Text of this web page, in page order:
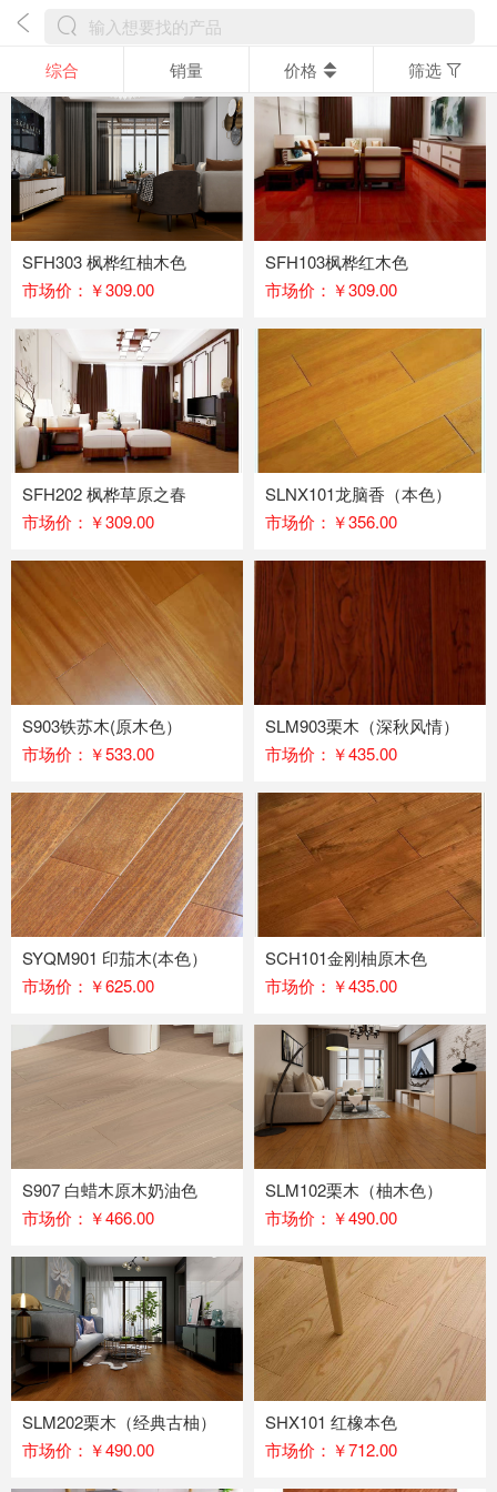
综合 销量 价格 筛选
SFH303 枫桦红柚木色
市场价：￥309.00
SFH103枫桦红木色
市场价：￥309.00
SFH202 枫桦草原之春
市场价：￥309.00
SLNX101龙脑香（本色）
市场价：￥356.00
S903铁苏木(原木色）
市场价：￥533.00
SLM903栗木（深秋风情）
市场价：￥435.00
SYQM901 印茄木(本色）
市场价：￥625.00
SCH101金刚柚原木色
市场价：￥435.00
S907 白蜡木原木奶油色
市场价：￥466.00
SLM102栗木（柚木色）
市场价：￥490.00
SLM202栗木（经典古柚）
市场价：￥490.00
SHX101 红橡本色
市场价：￥712.00